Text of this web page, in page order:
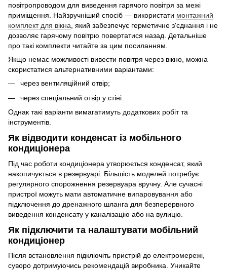
повітропроводом для виведення гарячого повітря за межі
приміщення. Найзручніший спосіб — використати монтажний
комплект для вікна , який забезпечує герметичне з'єднання і не
дозволяє гарячому повітрю повертатися назад. Детальніше
про такі комплекти читайте за цим посиланням.
Якщо немає можливості вивести повітря через вікно, можна
скористатися альтернативними варіантами:
через вентиляційний отвір;
через спеціальний отвір у стіні.
Однак такі варіанти вимагатимуть додаткових робіт та
інструментів.
Як відводити конденсат із мобільного
кондиціонера
Під час роботи кондиціонера утворюється конденсат, який
накопичується в резервуарі. Більшість моделей потребує
регулярного спорожнення резервуара вручну. Але сучасні
пристрої можуть мати автоматичне випаровування або
підключення до дренажного шланга для безперервного
виведення конденсату у каналізацію або на вулицю.
Як підключити та налаштувати мобільний
кондиціонер
Після встановлення підключіть пристрій до електромережі,
суворо дотримуючись рекомендацій виробника. Уникайте